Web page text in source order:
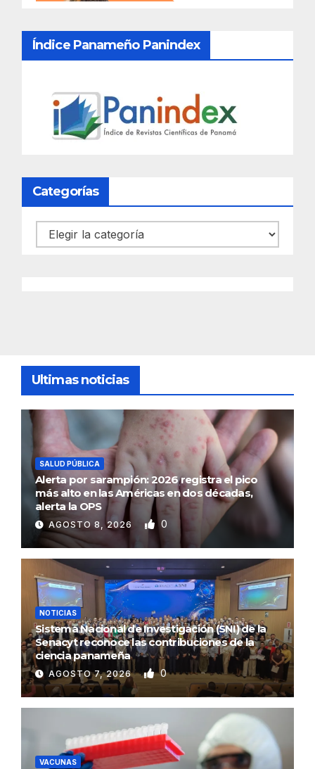
Índice Panameño Panindex
Categorías
Categorías
Ultimas noticias
SALUD PÚBLICA
Alerta por sarampión: 2026 registra el pico
más alto en las Américas en dos décadas,
alerta la OPS
AGOSTO 8, 2026 0
NOTICIAS
Sistema Nacional de Investigación (SNI) de la
Senacyt reconoce las contribuciones de la
ciencia panameña
AGOSTO 7, 2026 0
VACUNAS